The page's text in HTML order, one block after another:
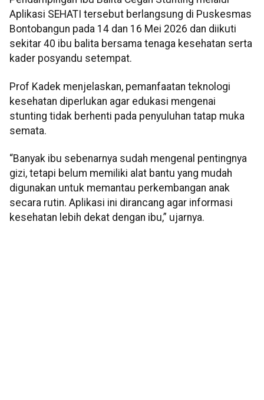
Aplikasi SEHATI tersebut berlangsung di Puskesmas
Bontobangun pada 14 dan 16 Mei 2026 dan diikuti
sekitar 40 ibu balita bersama tenaga kesehatan serta
kader posyandu setempat.
Prof Kadek menjelaskan, pemanfaatan teknologi
kesehatan diperlukan agar edukasi mengenai
stunting tidak berhenti pada penyuluhan tatap muka
semata.
“Banyak ibu sebenarnya sudah mengenal pentingnya
gizi, tetapi belum memiliki alat bantu yang mudah
digunakan untuk memantau perkembangan anak
secara rutin. Aplikasi ini dirancang agar informasi
kesehatan lebih dekat dengan ibu,” ujarnya.